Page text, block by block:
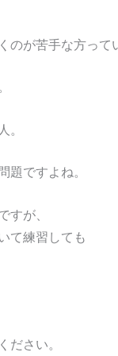
のが苦手な方って
。
題ですよね。
すが、
て練習しても
ださい。